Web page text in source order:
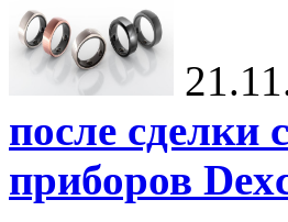
после сделки
приборов